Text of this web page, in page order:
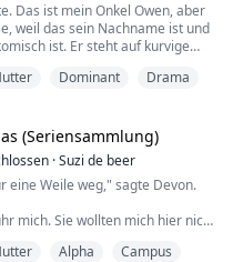
Das ist mein Onkel Owen, aber
weil das sein Nachname ist und
ist. Er steht auf kurvige
zu finden. Zum ersten Mal in
nicht unter der Kontrolle eines
Dominant Drama
(Seriensammlung)
·Suzi de beer
eine Weile weg," sagte Devon.
mich. Sie wollten mich hier nicht
Alpha Campus